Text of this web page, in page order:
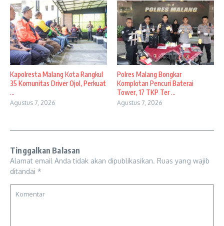
Kapolresta Malang Kota Rangkul
35 Komunitas Driver Ojol, Perkuat
...
Agustus 7, 2026
Polres Malang Bongkar
Komplotan Pencuri Baterai
Tower, 17 TKP Ter ...
Agustus 7, 2026
Tinggalkan Balasan
Alamat email Anda tidak akan dipublikasikan. Ruas yang wajib
ditandai *